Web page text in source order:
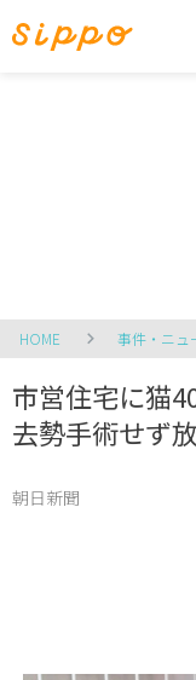
HOME 事件・ニュ
市営住宅に猫
去勢手術せず
朝日新聞